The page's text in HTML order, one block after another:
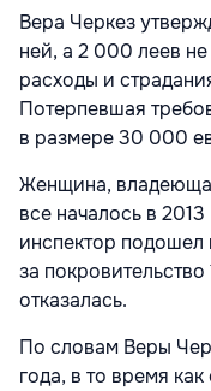
Вера Черкез
ней, а 2 000 леев
расходы и
Потерпевшая
в размере 30 000
Женщина,
все началось в
инспектор подошел
за
отказалась.
По словам Веры
года, в то время